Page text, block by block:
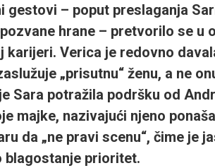
gestovi – poput preslaganja
hrane – pretvorilo se u
karijeri. Verica je redovno
„prisutnu“ ženu, a ne
Sara potražila podršku od
majke, nazivajući njeno
da „ne pravi scenu“, čime je
blagostanje prioritet.